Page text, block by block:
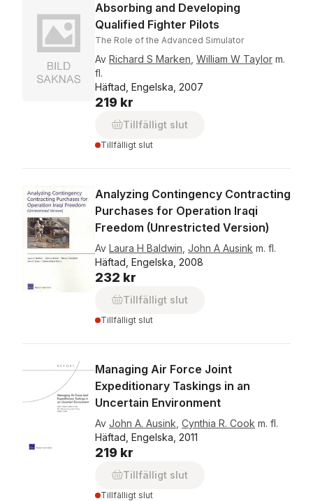
Absorbing and Developing
Qualified Fighter Pilots
The Role of the Advanced Simulator
Av Richard S Marken William W Taylor m.
fl.
Häftad, Engelska, 2007
219 kr
Tillfälligt slut
Tillfälligt slut
Analyzing Contingency Contracting
Purchases for Operation Iraqi
Freedom (Unrestricted Version)
Av Laura H Baldwin John A Ausink m. fl.
Häftad, Engelska, 2008
232 kr
Tillfälligt slut
Tillfälligt slut
Managing Air Force Joint
Expeditionary Taskings in an
Uncertain Environment
Av John A. Ausink Cynthia R. Cook m. fl.
Häftad, Engelska, 2011
219 kr
Tillfälligt slut
Tillfälligt slut